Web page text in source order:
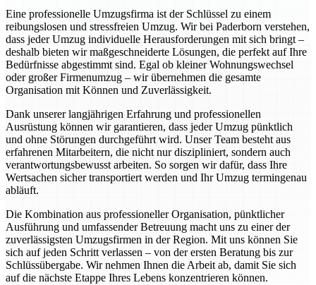
Eine professionelle Umzugsfirma ist der Schlüssel zu einem
reibungslosen und stressfreien Umzug. Wir bei Paderborn verstehen,
dass jeder Umzug individuelle Herausforderungen mit sich bringt –
deshalb bieten wir maßgeschneiderte Lösungen, die perfekt auf Ihre
Bedürfnisse abgestimmt sind. Egal ob kleiner Wohnungswechsel
oder großer Firmenumzug – wir übernehmen die gesamte
Organisation mit Können und Zuverlässigkeit.
Dank unserer langjährigen Erfahrung und professionellen
Ausrüstung können wir garantieren, dass jeder Umzug pünktlich
und ohne Störungen durchgeführt wird. Unser Team besteht aus
erfahrenen Mitarbeitern, die nicht nur diszipliniert, sondern auch
verantwortungsbewusst arbeiten. So sorgen wir dafür, dass Ihre
Wertsachen sicher transportiert werden und Ihr Umzug termingenau
abläuft.
Die Kombination aus professioneller Organisation, pünktlicher
Ausführung und umfassender Betreuung macht uns zu einer der
zuverlässigsten Umzugsfirmen in der Region. Mit uns können Sie
sich auf jeden Schritt verlassen – von der ersten Beratung bis zur
Schlüssübergabe. Wir nehmen Ihnen die Arbeit ab, damit Sie sich
auf die nächste Etappe Ihres Lebens konzentrieren können.